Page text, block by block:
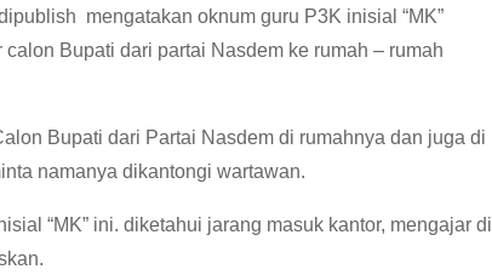
mengatakan oknum guru P3K inisial “MK”
Bupati dari partai Nasdem ke rumah – rumah
Bupati dari Partai Nasdem di rumahnya dan juga di
namanya dikantongi wartawan.
“MK” ini. diketahui jarang masuk kantor, mengajar di